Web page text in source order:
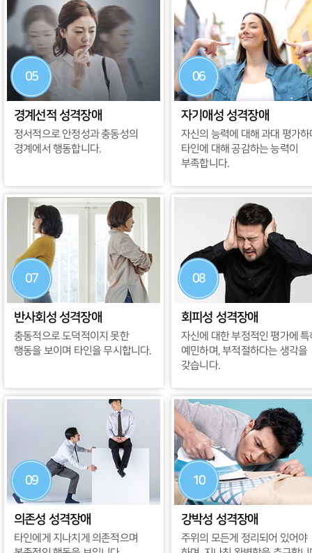
05
경계선적 성격장애
정서적으로 안정성과 충동성의
경계에서 행동합니다.
06
자기애성 성격장애
자신의 능력에 대해 과대 평가하
타인에 대해 공감하는 능력이
부족합니다.
07
반사회성 성격장애
충동적으로 도덕적이지 못한
행동을 보이며 타인을 무시합니다.
08
회피성 성격장애
자신에 대한 부정적인 평가에 특
예민하며, 부적절하다는 생각을
갖습니다.
09
의존성 성격장애
타인에게 지나치게 의존적으며
10
강박성 성격장애
주위의 모든게 정리되어 있어야